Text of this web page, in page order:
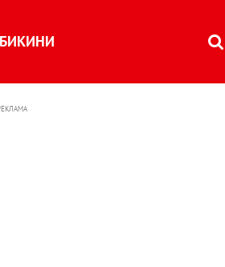
БИКИНИ